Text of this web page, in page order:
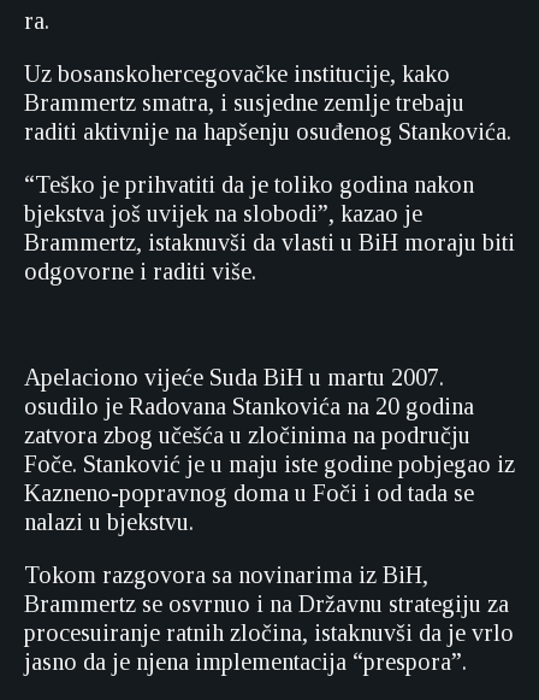
ra.
Uz bosanskohercegovačke institucije, kako
Brammertz smatra, i susjedne zemlje trebaju
raditi aktivnije na hapšenju osuđenog Stankovića.
“Teško je prihvatiti da je toliko godina nakon
bjekstva još uvijek na slobodi”, kazao je
Brammertz, istaknuvši da vlasti u BiH moraju biti
odgovorne i raditi više.
Apelaciono vijeće Suda BiH u martu 2007.
osudilo je Radovana Stankovića na 20 godina
zatvora zbog učešća u zločinima na području
Foče. Stanković je u maju iste godine pobjegao iz
Kazneno-popravnog doma u Foči i od tada se
nalazi u bjekstvu.
Tokom razgovora sa novinarima iz BiH,
Brammertz se osvrnuo i na Državnu strategiju za
procesuiranje ratnih zločina, istaknuvši da je vrlo
jasno da je njena implementacija “prespora”.